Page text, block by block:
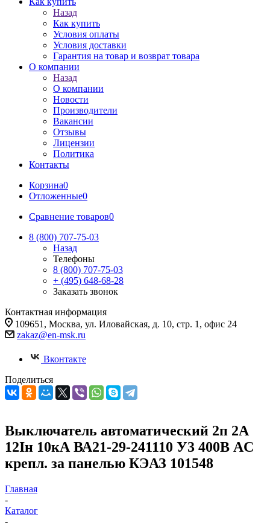
Назад
Как купить
Условия оплаты
Условия доставки
Гарантия на товар и возврат товара
О компании
Назад
О компании
Новости
Производители
Вакансии
Отзывы
Лицензии
Политика
Контакты
Корзина0
Отложенные0
Сравнение товаров0
8 (800) 707-75-03
Назад
Телефоны
8 (800) 707-75-03
+ (495) 648-68-28
Заказать звонок
Контактная информация
109651, Москва, ул. Иловайская, д. 10, стр. 1, офис 24
zakaz@en-msk.ru
Вконтакте
Поделиться
Выключатель автоматический 2п 2А
12Iн 10кА ВА21-29-241110 У3 400В AC
крепл. за панелью КЭАЗ 101548
Главная
-
Каталог